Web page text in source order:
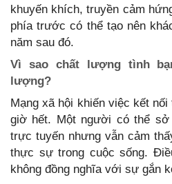
khuyến khích, truyền cảm
phía trước có thể tạo nên
năm sau đó.
Vì sao chất lượng tình
lượng?
Mạng xã hội khiến việc kết
giờ hết. Một người có thể sở
trực tuyến nhưng vẫn cảm
thực sự trong cuộc sống.
không đồng nghĩa với sự gắn